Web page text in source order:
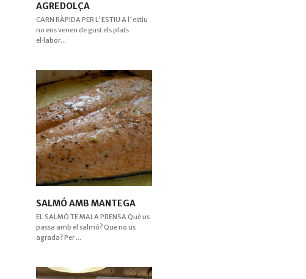
AGREDOLÇA
CARN RÀPIDA PER L'ESTIU A l'estiu
no ens venen de gust els plats
el·labor...
SALMÓ AMB MANTEGA
EL SALMÓ TE MALA PRENSA Què us
passa amb el salmó? Que no us
agrada? Per ...